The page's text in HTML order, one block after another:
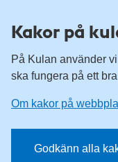
Kakor på
På Kulan använder
ska fungera på ett
Om kakor på
Godkänn alla